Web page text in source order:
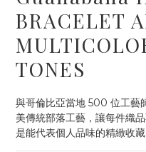
BRACELET
TONES
與哥倫比亞當地 500 位工藝
美傳統部落工藝，讓每件織
是能代表個人品味的精緻收藏